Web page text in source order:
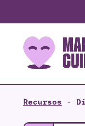
Recursos -